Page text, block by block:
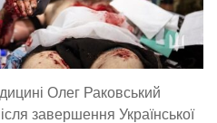
Олег Раковський
завершення Української